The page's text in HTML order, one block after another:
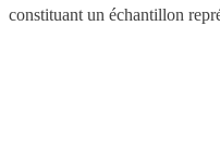
constituant un échantillon